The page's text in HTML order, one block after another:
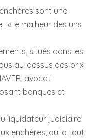
sont une
« le malheur des uns
situés dans les
au-dessus des prix
avocat
banques et
liquidateur judiciaire
enchères, qui a tout